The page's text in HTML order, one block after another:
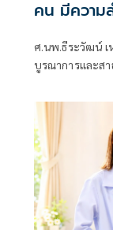
คน มีความ
ศ.นพ.ธีระวัฒน์
บูรณาการและส